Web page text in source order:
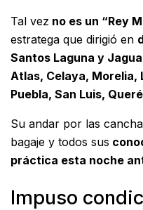
Tal vez no es un “Rey
estratega que dirigió en
Santos Laguna y
Atlas, Celaya, Morelia,
Puebla, San Luis,
Su andar por las
bagaje y todos sus
práctica esta noche
Impuso